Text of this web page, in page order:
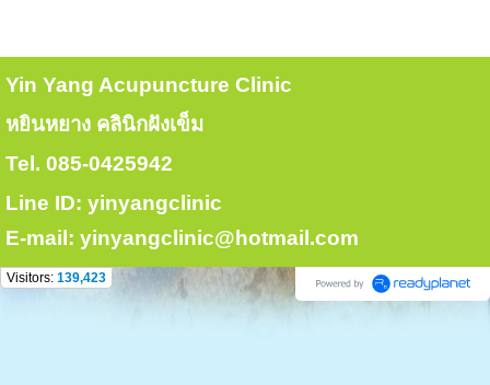
Yin Yang Acupuncture Clinic
หยินหยาง คลินิกฝังเข็ม
Tel. 085-0425942
Line ID: yinyangclinic
E-mail: yinyangclinic@hotmail.com
Visitors: 139,423